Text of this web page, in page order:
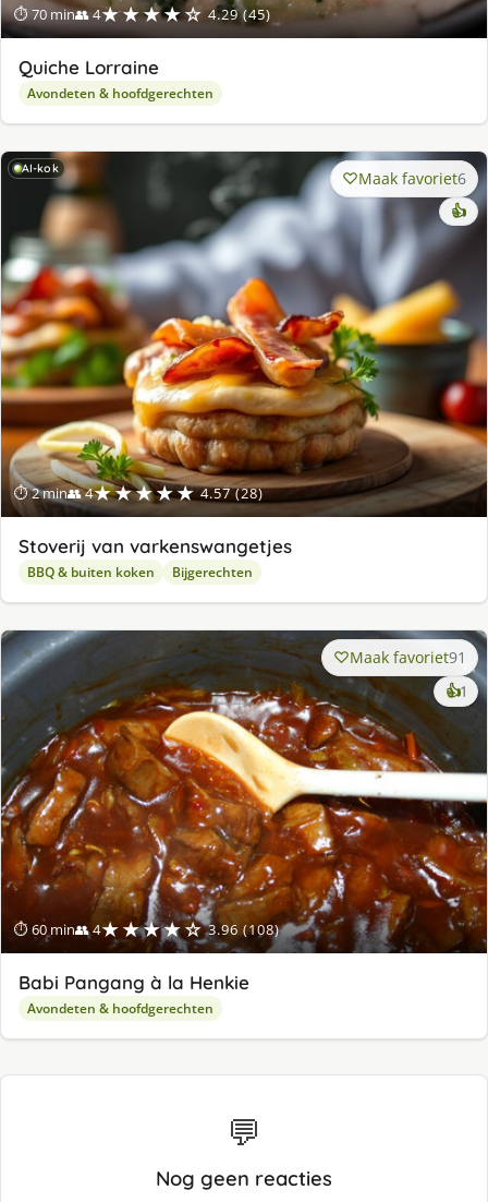
⏱ 70 min👥 4★★★★☆ 4.29 (45)
Quiche Lorraine
Avondeten & hoofdgerechten
AI-kok
⏱ 2 min👥 4★★★★★ 4.57 (28)
Maak favoriet6
👍
Stoverij van varkenswangetjes
BBQ & buiten koken Bijgerechten
⏱ 60 min👥 4★★★★☆ 3.96 (108)
Maak favoriet91
👍1
Babi Pangang à la Henkie
Avondeten & hoofdgerechten
💬
Nog geen reacties